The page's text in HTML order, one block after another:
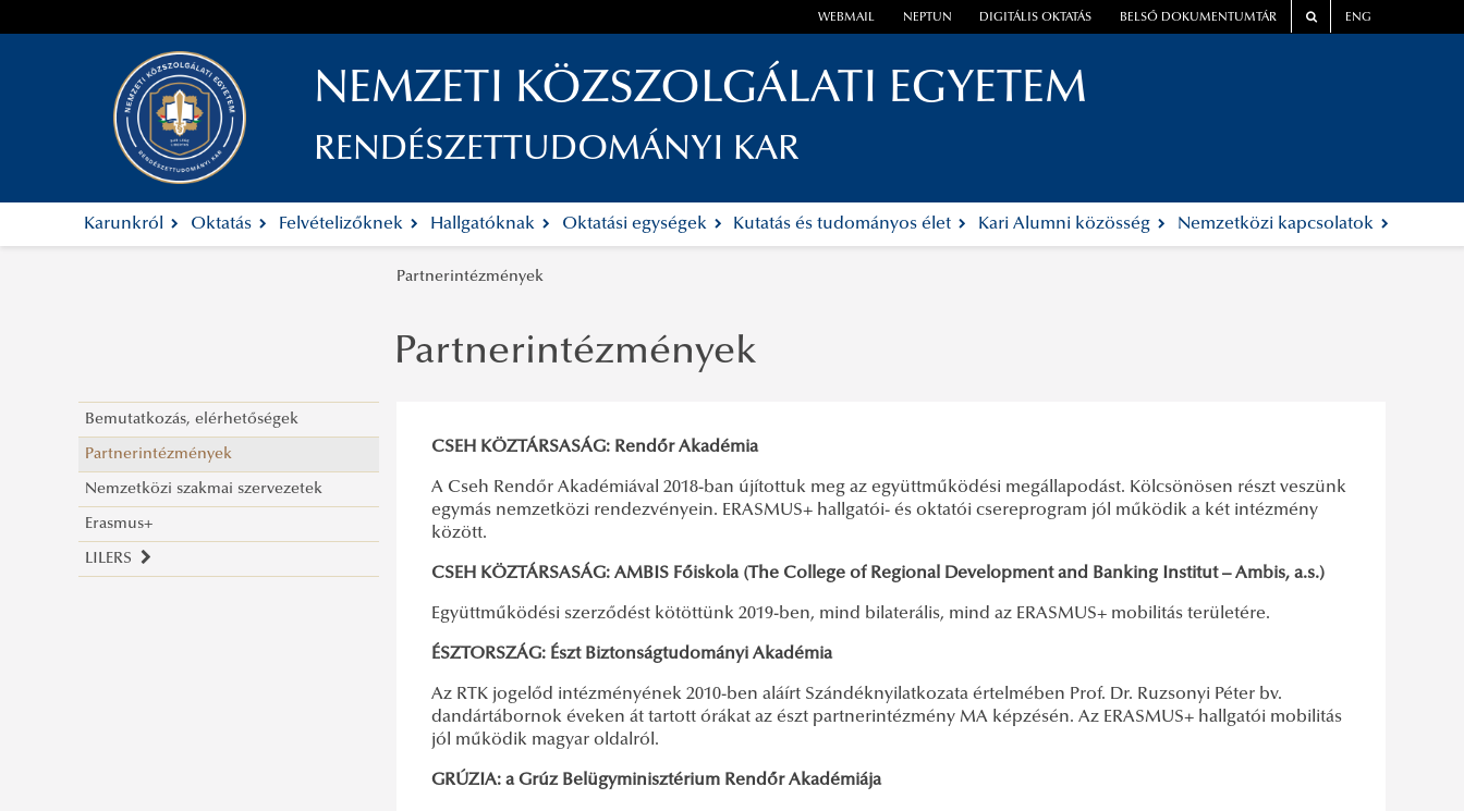
WEBMAIL NEPTUN DIGITÁLIS OKTATÁS BELSŐ DOKUMENTUMTÁR ENG
NEMZETI KÖZSZOLGÁLATI EGYETEM
RENDÉSZETTUDOMÁNYI KAR
Karunkról Oktatás Felvételizőknek Hallgatóknak Oktatási egységek Kutatás és tudományos élet Kari Alumni közösség Nemzetközi kapcsolatok
Partnerintézmények
Bemutatkozás, elérhetőségek
Partnerintézmények
Nemzetközi szakmai szervezetek
Erasmus+
LILERS
Partnerintézmények
CSEH KÖZTÁRSASÁG: Rendőr Akadémia
A Cseh Rendőr Akadémiával 2018-ban újítottuk meg az együttműködési megállapodást. Kölcsönösen részt veszünk
egymás nemzetközi rendezvényein. ERASMUS+ hallgatói- és oktatói csereprogram jól működik a két intézmény
között.
CSEH KÖZTÁRSASÁG: AMBIS Főiskola (The College of Regional Development and Banking Institut – Ambis, a.s.)
Együttműködési szerződést kötöttünk 2019-ben, mind bilaterális, mind az ERASMUS+ mobilitás területére.
ÉSZTORSZÁG: Észt Biztonságtudományi Akadémia
Az RTK jogelőd intézményének 2010-ben aláírt Szándéknyilatkozata értelmében Prof. Dr. Ruzsonyi Péter bv.
dandártábornok éveken át tartott órákat az észt partnerintézmény MA képzésén. Az ERASMUS+ hallgatói mobilitás
jól működik magyar oldalról.
GRÚZIA: a Grúz Belügyminisztérium Rendőr Akadémiája